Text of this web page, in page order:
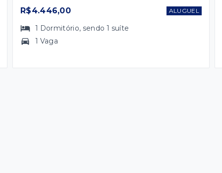
R$4.446,00 ALUGUEL
1 Dormitório, sendo 1 suíte
1 Vaga